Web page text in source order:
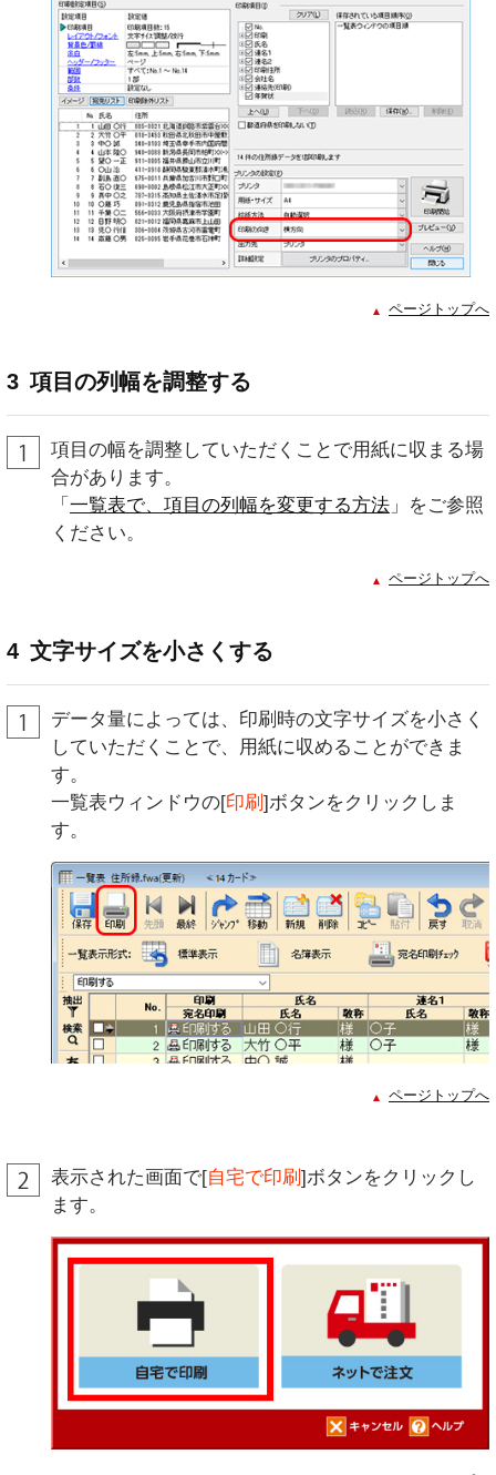
ページトップへ
3 項目の列幅を調整する
項目の幅を調整していただくことで用紙に収まる場
合があります。
「 一覧表で、項目の列幅を変更する方法 」をご参照
ください。
ページトップへ
4 文字サイズを小さくする
データ量によっては、印刷時の文字サイズを小さく
していただくことで、用紙に収めることができま
す。
一覧表ウィンドウの[印刷 ]ボタンをクリックしま
す。
ページトップへ
表示された画面で[自宅で印刷 ]ボタンをクリックし
ます。